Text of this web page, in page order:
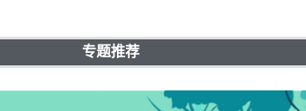
专题推荐